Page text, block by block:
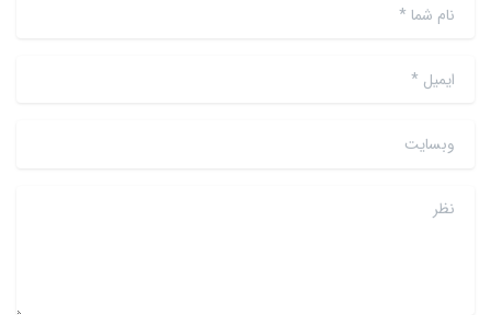
ایمیل *
وبسایت
نظر